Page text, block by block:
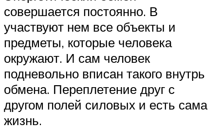
совершается постоянно. В
участвуют нем все объекты и
предметы, которые человека
окружают. И сам человек
подневольно вписан такого внутрь
обмена. Переплетение друг с
другом полей силовых и есть сама
жизнь.